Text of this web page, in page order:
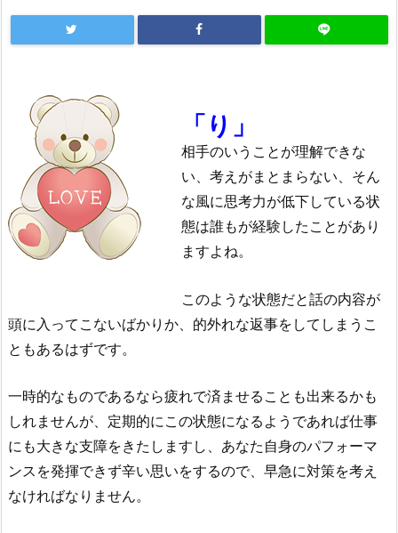
「り」
相手のいうことが理解できな
い、考えがまとまらない、そん
な風に思考力が低下している状
態は誰もが経験したことがあり
ますよね。
このような状態だと話の内容が
頭に入ってこないばかりか、的外れな返事をしてしまうこ
ともあるはずです。
一時的なものであるなら疲れで済ませることも出来るかも
しれませんが、定期的にこの状態になるようであれば仕事
にも大きな支障をきたしますし、あなた自身のパフォーマ
ンスを発揮できず辛い思いをするので、早急に対策を考え
なければなりません。